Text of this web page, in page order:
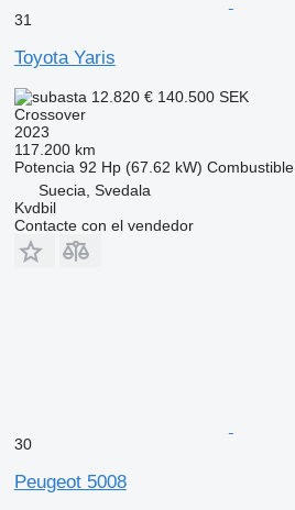
31
Toyota Yaris
12.820 € 140.500 SEK
Crossover
2023
117.200 km
Potencia 92 Hp (67.62 kW) Combustible
Suecia, Svedala
Kvdbil
Contacte con el vendedor
30
Peugeot 5008